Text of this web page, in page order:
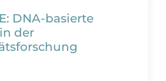
DNA-basierte
der